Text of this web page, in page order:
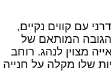
עם קווים נקיים,
הגובה המותאם של
מצוין לנהג. רוחב
שלו מקלה על חנייה